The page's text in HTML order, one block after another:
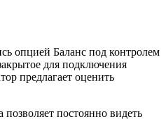
опцией Баланс под контролем
для подключения
предлагает оценить
постоянно видеть